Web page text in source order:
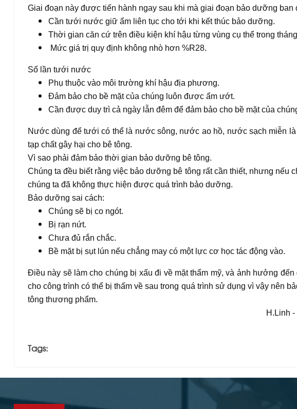
Giai đoạn này được tiến hành ngay sau khi mà giai đoạn bảo dưỡng ban
Cần tưới nước giữ ẩm liên tục cho tới khi kết thúc bảo dưỡng.
Thời gian căn cứ trên điều kiện khí hậu từng vùng cụ thể trong
Mức giá trị quy định không nhò hơn %R28.
Số lần tưới nước
Phụ thuộc vào môi trường khí hậu địa phương.
Đảm bảo cho bề mặt của chúng luôn được ẩm ướt.
Cần được duy trì cả ngày lẫn đêm để đảm bảo cho bề mặt của
Nước dùng để tưới có thể là nước sông, nước ao hồ, nước sạch miễn
tạp chất gây hại cho bê tông.
Vì sao phải đảm bảo thời gian bảo dưỡng bê tông.
Chúng ta đều biết rằng việc bảo dưỡng bê tông rất cần thiết, nhưng nếu
chúng ta đã không thực hiện được quá trình bảo dưỡng.
Bảo dưỡng sai cách:
Chúng sẽ bị co ngót.
Bị rạn nứt.
Chưa đủ rắn chắc.
Bề mặt bị sụt lún nếu chẳng may có một lực cơ học tác động vào.
Điều này sẽ làm cho chúng bị xấu đi về mặt thẩm mỹ, và ảnh hưởng
cho công trình có thể bị thấm về sau trong quá trình sử dụng vì vậy nên
tông thương phẩm.
H.Linh - Sưu tầm và
Tags: